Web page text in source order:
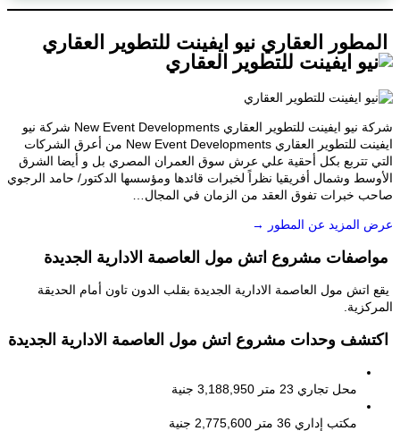
العقاري نيو ايفينت للتطوير العقاري
شركة نيو ايفينت للتطوير العقاري New Event Developments شركة نيو
ايفينت للتطوير العقاري New Event Developments من أعرق الشركات
تتربع بكل أحقية علي عرش سوق العمران المصري بل و أيضا الشرق
وشمال أفريقيا نظراً لخبرات قائدها ومؤسسها الدكتور/ حامد الرجوي
خبرات تفوق العقد من الزمان في المجال…
المزيد عن المطور →
مشروع اتش مول العاصمة الادارية الجديدة
اتش مول العاصمة الادارية الجديدة بقلب الدون تاون أمام الحديقة
وحدات مشروع اتش مول العاصمة الادارية الجديدة
محل تجاري23 متر 3,188,950 جنية
مكتب إداري36 متر 2,775,600 جنية